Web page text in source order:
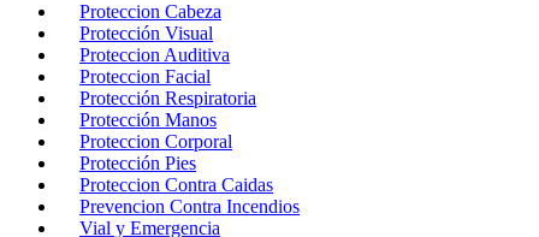
Proteccion Cabeza
Protección Visual
Proteccion Auditiva
Proteccion Facial
Protección Respiratoria
Protección Manos
Proteccion Corporal
Protección Pies
Proteccion Contra Caidas
Prevencion Contra Incendios
Vial y Emergencia